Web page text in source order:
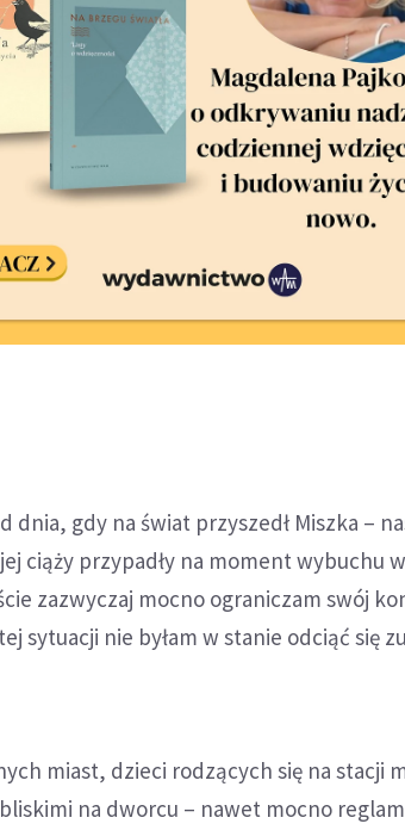
dnia, gdy na świat przyszedł Miszka –
ciąży przypadły na moment wybuchu
zazwyczaj mocno ograniczam swój
sytuacji nie byłam w stanie odciąć się
miast, dzieci rodzących się na stacji
na dworcu – nawet mocno